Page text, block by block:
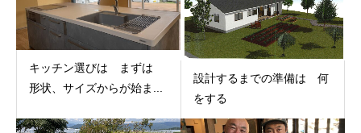
キッチン選びは まずは
形状、サイズからが始ま...
設計するまでの準備は 何
をする